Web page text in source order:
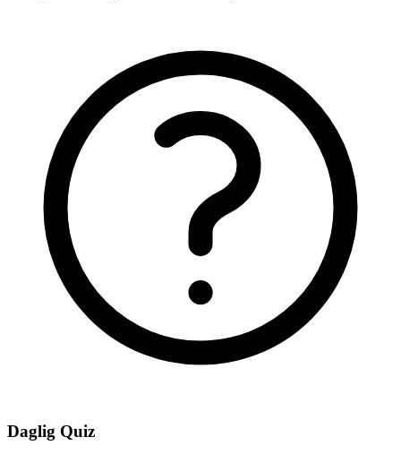
Daglig Quiz